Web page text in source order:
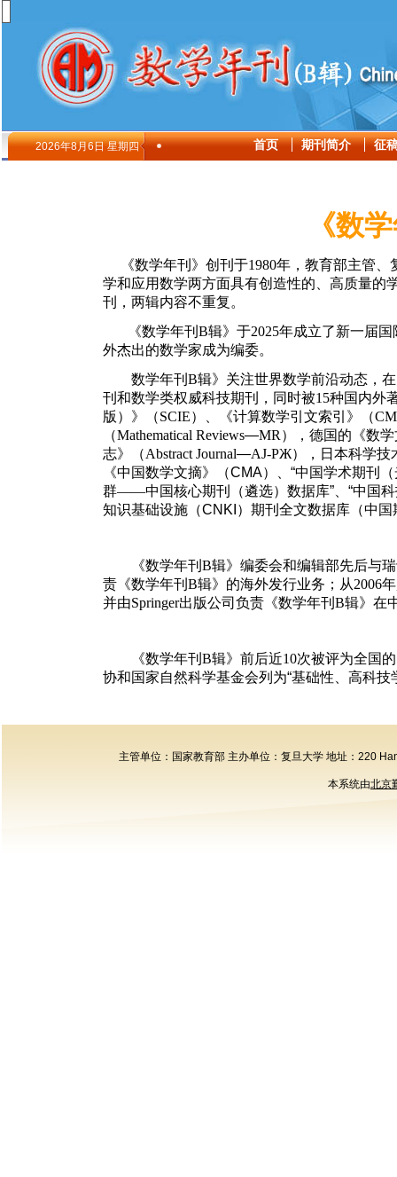
2026年8月6日 星期四 首页 期刊简介 征
《数
《数学年刊》创刊于1980年，教育部主管、
学和应用数学两方面具有创造性的、高质量的
刊，两辑内容不重复。
《数学年刊 B辑》于2025年成立了新一届
外杰出的数学家成为编委。
数学年刊 B辑》关注世界数学前沿动态，
刊和数学类权威科技期刊，同时被15种国内外
版） 》 （SCIE） 、《计算数学引文索引 》 （
（Mathematical Reviews—MR ） ，德国的《数学
志》（Abstract Journal—AJ-PЖ）
，日本科学
《中国数学文摘》（CMA）、“中国学术期刊 （
群——中国核心期刊
（遴选） 数据库”、“中国
知识基础设施（CNKI ） 期刊全文数据库（中国
《数学年刊 B辑》编委会和编辑部先后与
责《数学年刊 B辑》的海外发行业务；从2006
并由Springer出版公司负责《数学年刊 B辑》在
《数学年刊 B辑》前后近10次被评为全国
协和国家自然科学基金会列为“基础性、高科技
主管单位：国家教育部 主办单位：复旦大学 地址：220
本系统由北京